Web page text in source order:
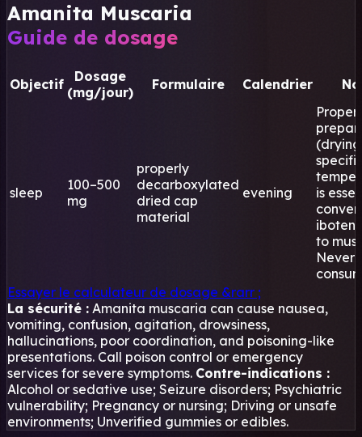
Amanita Muscaria
Guide de dosage
Objectif
Dosage
(mg/jour)
Formulaire Calendrier
sleep
100–500
mg
properly
decarboxylated
dried cap
material
evening
Proper
is
to
Never
Essayer le calculateur de dosage &rarr ;
La sécurité : Amanita muscaria can cause nausea,
vomiting, confusion, agitation, drowsiness,
hallucinations, poor coordination, and poisoning-like
presentations. Call poison control or emergency
services for severe symptoms. Contre-indications :
Alcohol or sedative use; Seizure disorders; Psychiatric
vulnerability; Pregnancy or nursing; Driving or unsafe
environments; Unverified gummies or edibles.